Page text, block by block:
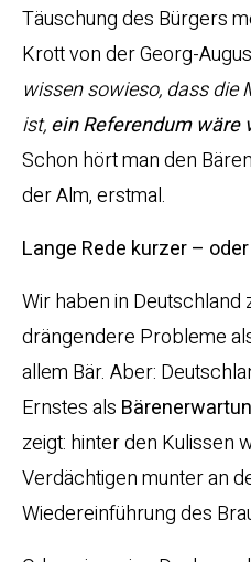
Täuschung des Bürgers
Krott von der Georg-
wissen sowieso, dass die
ist,ein Referendum
Schon hört man den
der Alm, erstmal.
Lange Rede kurzer –
Wir haben in
drängendere Probleme
allem Bär. Aber:
Ernstes als
zeigt: hinter den Kulissen
Verdächtigen munter an
Wiedereinführung des